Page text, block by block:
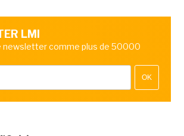
LMI
newsletter comme plus de 50000
OK